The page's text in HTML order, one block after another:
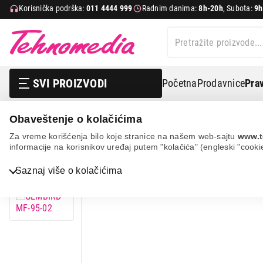
Obaveštenje o kolačićima
Za vreme korišćenja bilo koje stranice na našem web-sajtu
informacije na korisnikov uređaj putem "kolačića" (engleski
Saznaj više o kolačićima
Korisnička podrška: 011 4444 999 Radnim danima:8h-20h, Subota:
SVI PROIZVODI PočetnaProdavnice
Bela tehnika
IT & Gaming
It & gaming Računarske komponente